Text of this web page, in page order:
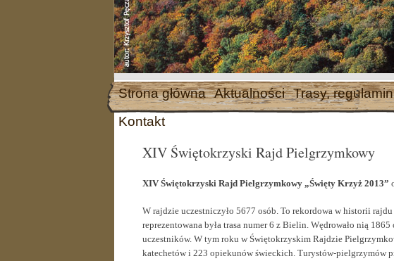
Skip
to
content
Strona główna Aktualności Trasy,
Kontakt
XIV Świętokrzyski Rajd Pielgrzymkowy
XIV Świętokrzyski Rajd Pielgrzymkowy „Święty Krzyż 2013”
W rajdzie uczestniczyło 5677 osób. To rekordowa w historii
reprezentowana była trasa numer 6 z Bielin. Wędrowało nią
uczestników. W tym roku w Świętokrzyskim Rajdzie
katechetów i 223 opiekunów świeckich. Turystów-pielgrzymów